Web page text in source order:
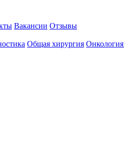
Вакансии Отзывы
Общая хирургия Онкология